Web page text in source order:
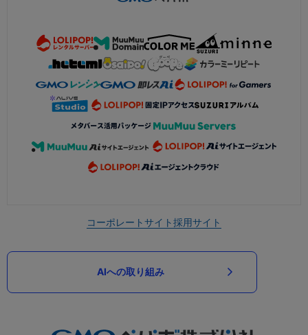
コーポレートサイト採用サイト
AIへの取り組み